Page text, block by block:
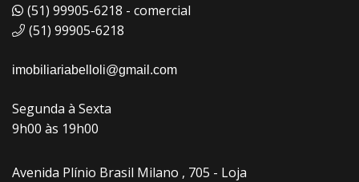
(51) 99905-6218 - comercial
(51) 99905-6218
imobiliariabelloli@gmail.com
Segunda à Sexta
9h00 às 19h00
Avenida Plínio Brasil Milano , 705 - Loja